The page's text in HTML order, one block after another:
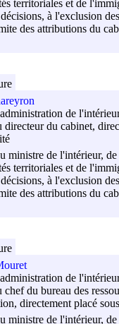
territoriales et de
à l'exclusion
des attributions du
de
directeur du cabinet,
ministre de l'intérieur,
territoriales et de
à l'exclusion
des attributions du
de
chef du bureau des
directement placé
ministre de l'intérieur,